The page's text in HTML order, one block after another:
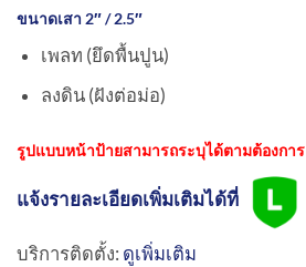
ขนาดเสา 2″ / 2.5″
เพลท (ยึดพื้นปูน)
ลงดิน (ฝังต่อม่อ)
รูปแบบหน้าป้ายสามารถระบุได้ตามต้องการ
แจ้งรายละเอียดเพิ่มเติมได้ที่
บริการติดตั้ง: ดูเพิ่มเติม